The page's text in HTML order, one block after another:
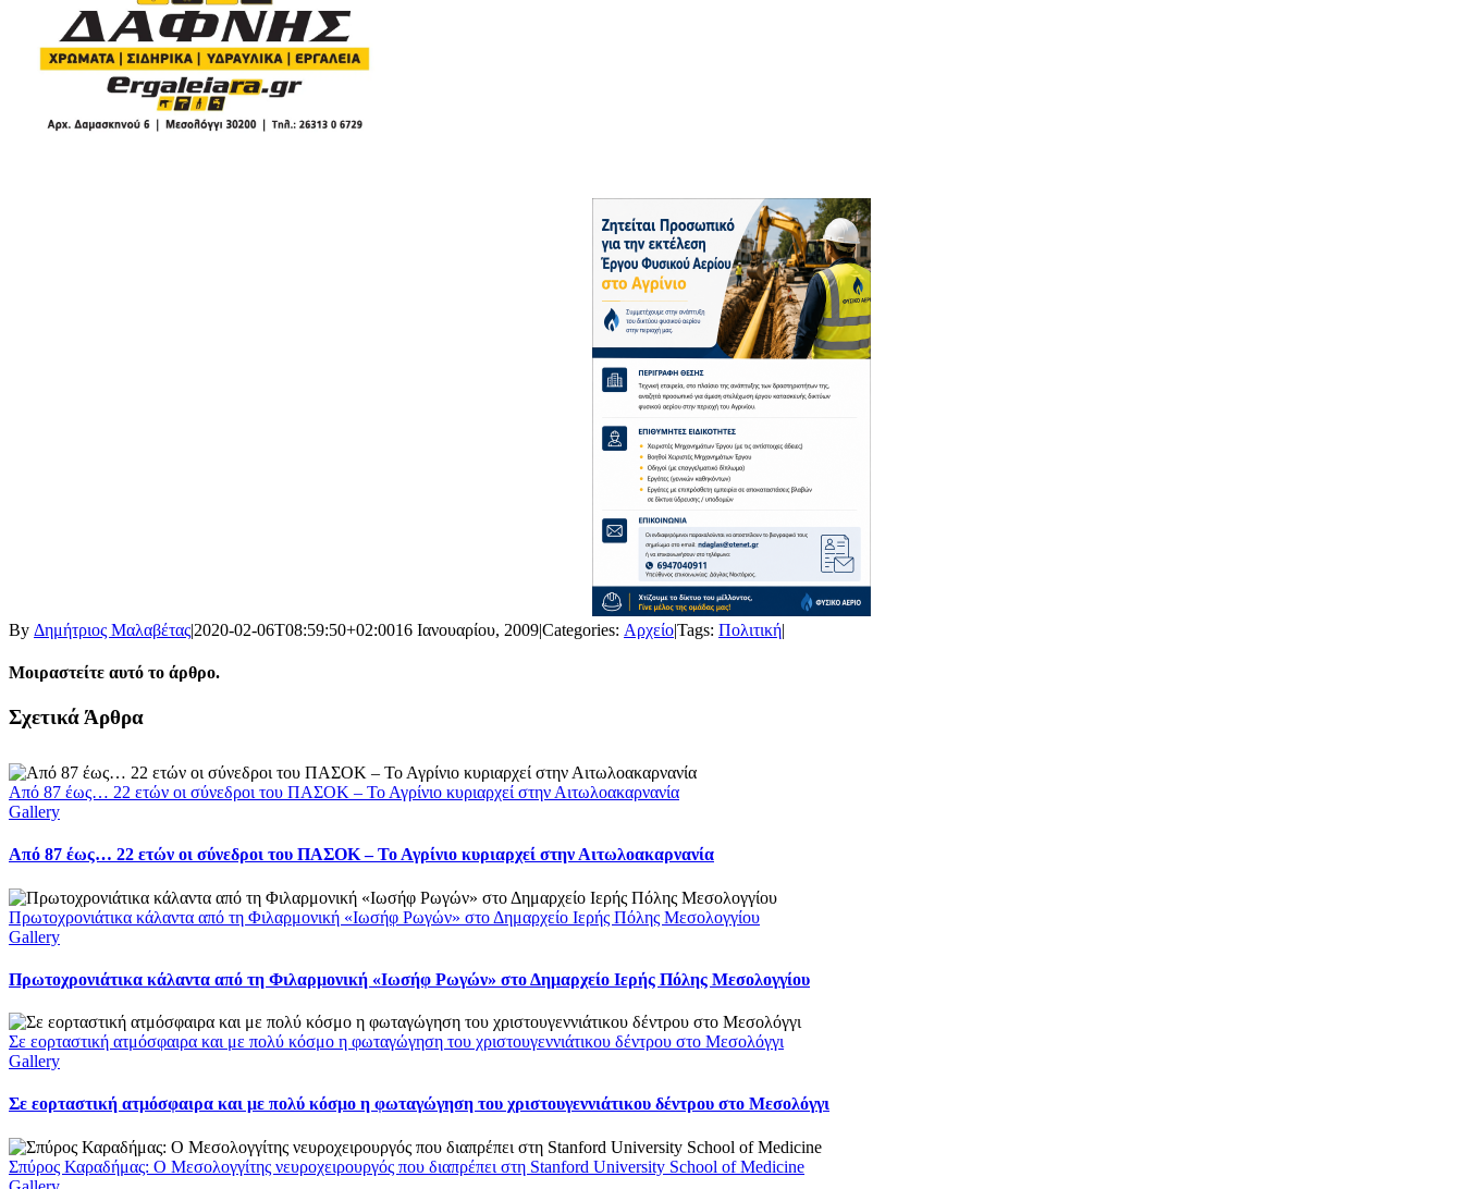
By Δημήτριος Μαλαβέτας|2020-02-06T08:59:50+02:0016 Ιανουαρίου, 2009|Categories: Αρχείο|Tags: Πολιτική|
Μοιραστείτε αυτό το άρθρο.
Facebook
X
LinkedIn
WhatsApp
Email
Σχετικά Άρθρα
Από 87 έως… 22 ετών οι σύνεδροι του ΠΑΣΟΚ – Το Αγρίνιο κυριαρχεί στην Αιτωλοακαρνανία
Gallery
Από 87 έως… 22 ετών οι σύνεδροι του ΠΑΣΟΚ – Το Αγρίνιο κυριαρχεί στην Αιτωλοακαρνανία
Πρωτοχρονιάτικα κάλαντα από τη Φιλαρμονική «Ιωσήφ Ρωγών» στο Δημαρχείο Ιερής Πόλης Μεσολογγίου
Gallery
Πρωτοχρονιάτικα κάλαντα από τη Φιλαρμονική «Ιωσήφ Ρωγών» στο Δημαρχείο Ιερής Πόλης Μεσολογγίου
Σε εορταστική ατμόσφαιρα και με πολύ κόσμο η φωταγώγηση του χριστουγεννιάτικου δέντρου στο Μεσολόγγι
Gallery
Σε εορταστική ατμόσφαιρα και με πολύ κόσμο η φωταγώγηση του χριστουγεννιάτικου δέντρου στο Μεσολόγγι
Σπύρος Καραδήμας: Ο Μεσολογγίτης νευροχειρουργός που διαπρέπει στη Stanford University School of Medicine